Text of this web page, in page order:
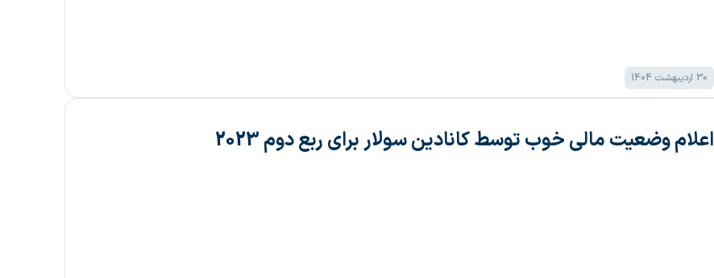
30 اردیبهشت 1404
اعلام وضعیت مالی خوب توسط کانادین سولار برای ربع دوم 2023